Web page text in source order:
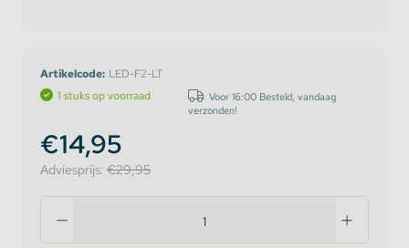
Artikelcode: LED-F2-LT
1 stuks op voorraad
Voor 16:00 Besteld, vandaag
verzonden!
€14,95
Adviesprijs: €29,95